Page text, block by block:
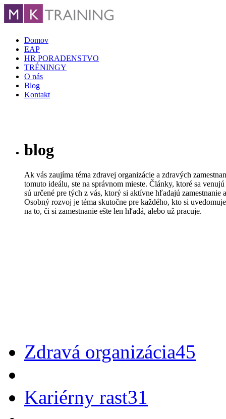
Domov
EAP
HR PORADENSTVO
TRÉNINGY
O nás
Blog
Kontakt
blog
Ak vás zaujíma téma zdravej organizácie a zdravých
tomuto ideálu, ste na správnom mieste. Články, ktoré sa
sú určené pre tých z vás, ktorý si aktívne hľadajú zamestnanie
Osobný rozvoj je téma skutočne pre každého, kto si
na to, či si zamestnanie ešte len hľadá, alebo už pracuje.
Zdravá organizácia45
Kariérny rast31